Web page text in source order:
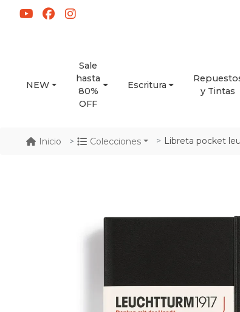
NEW
Sale
hasta
80%
OFF
Escritura
y Tintas
Inicio Colecciones Libreta pocket